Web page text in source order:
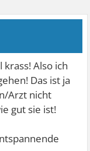
Also ich
Das ist ja
Arzt nicht
gut sie ist!